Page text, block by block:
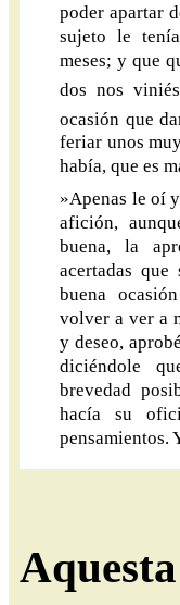
poder apartar
sujeto le
meses; y que
dos nos
ocasión que
feriar unos
había, que es
»Apenas le oí
afición,
buena, la
acertadas
buena
volver a ver a
y deseo,
diciéndole
brevedad
hacía su
pensamientos.